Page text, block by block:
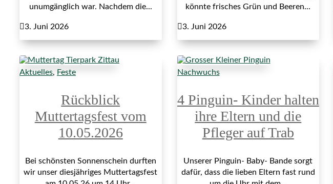
unumgänglich war. Nachdem die...
3. Juni 2026
könnte frisches Grün und Beeren...
3. Juni 2026
Aktuelles, Feste
Rückblick
Muttertagsfest vom
10.05.2026
Bei schönsten Sonnenschein durften
wir unser diesjähriges Muttertagsfest
Nachwuchs
4 Pinguin- Kinder halten
ihre Eltern und die
Pfleger auf Trab
Unserer Pinguin- Baby- Bande sorgt
dafür, dass die lieben Eltern fast rund